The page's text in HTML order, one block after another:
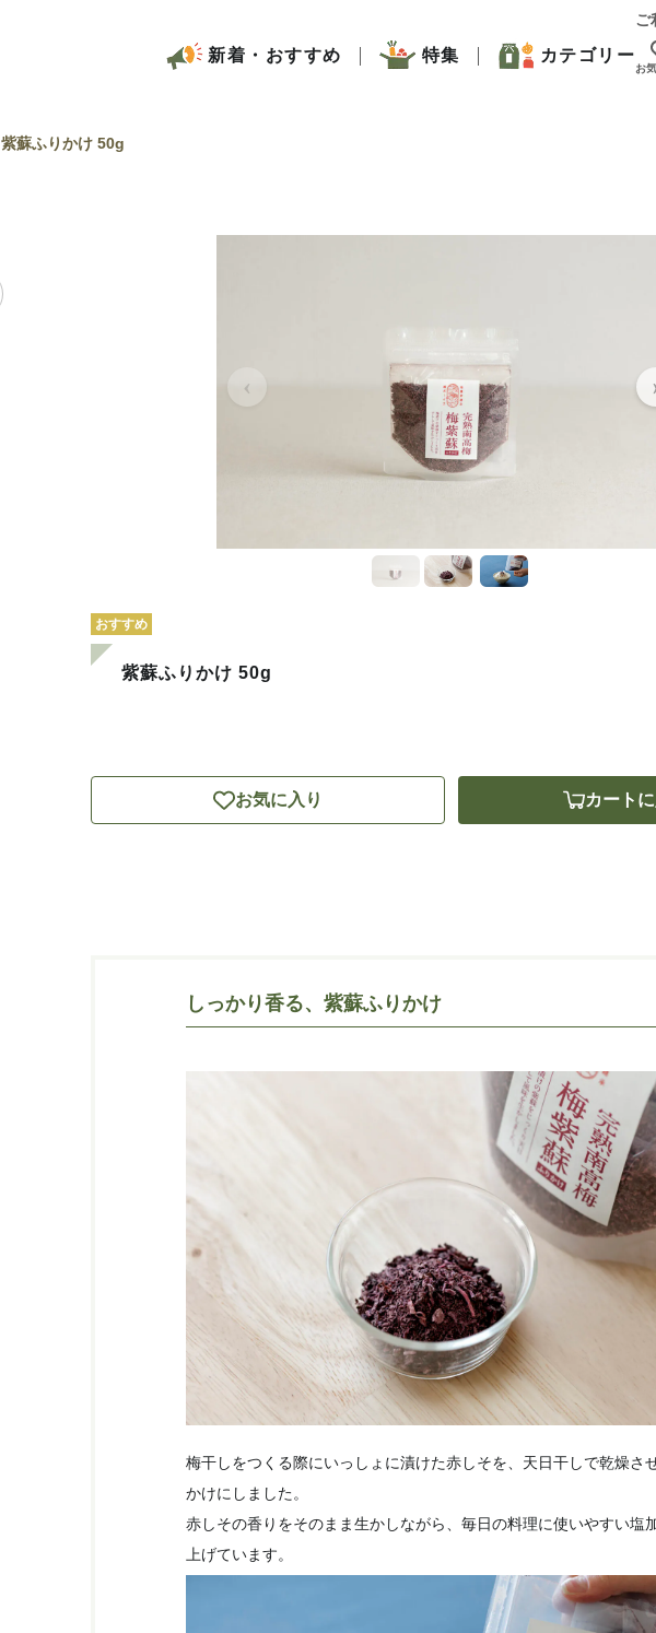
ご
新着・おすすめ 特集 カテゴリー
お
紫蘇ふりかけ 50g
おすすめ
紫蘇ふりかけ 50g
お気に入り カート
しっかり香る、紫蘇ふりかけ
梅干しをつくる際にいっしょに漬けた赤しそを、天日干しで乾燥さ
かけにしました。
赤しその香りをそのまま生かしながら、毎日の料理に使いやすい塩
上げています。